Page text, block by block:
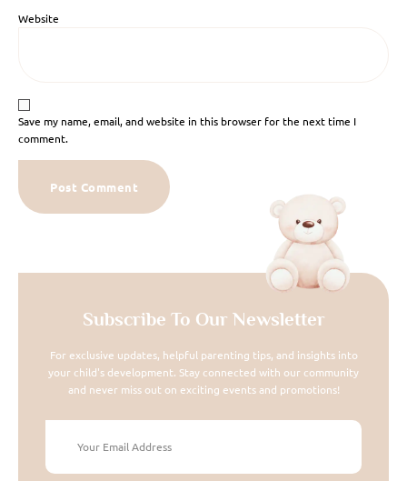
Website
Save my name, email, and website in this browser for the next time I
comment.
Subscribe To Our Newsletter
For exclusive updates, helpful parenting tips, and insights into
your child's development. Stay connected with our community
and never miss out on exciting events and promotions!